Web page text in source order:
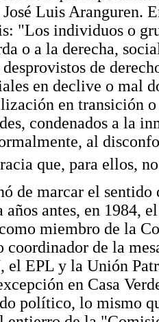
José Luis Aranguren.
"Los individuos o
o a la derecha,
de
en declive o mal
en transición o
condenados a la
al
que, para ellos,
de marcar el
antes, en 1984,
miembro de la
coordinador de la
el EPL y la Unión
en Casa
político, lo mismo